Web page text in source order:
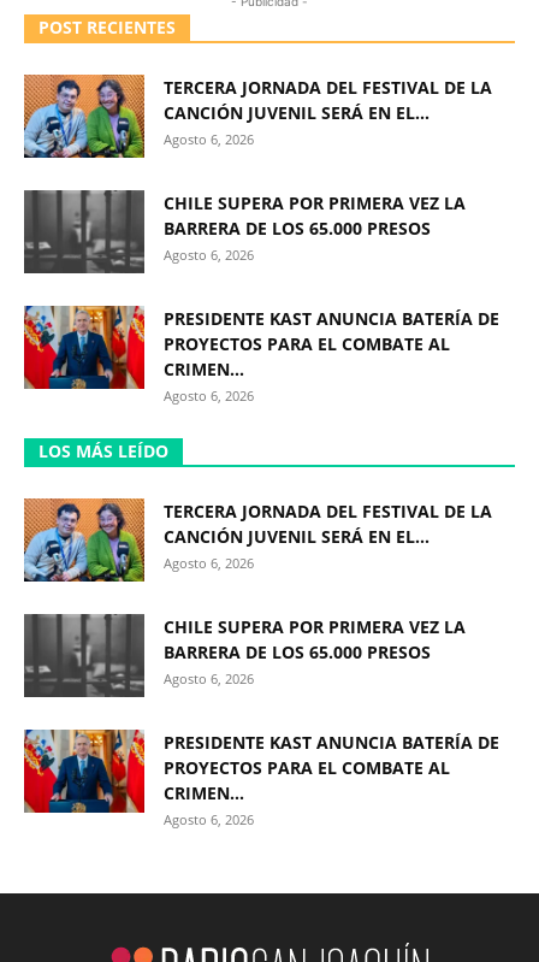
POST RECIENTES
TERCERA JORNADA DEL FESTIVAL DE LA
CANCIÓN JUVENIL SERÁ EN EL...
Agosto 6, 2026
CHILE SUPERA POR PRIMERA VEZ LA
BARRERA DE LOS 65.000 PRESOS
Agosto 6, 2026
PRESIDENTE KAST ANUNCIA BATERÍA DE
PROYECTOS PARA EL COMBATE AL
CRIMEN...
Agosto 6, 2026
LOS MÁS LEÍDO
TERCERA JORNADA DEL FESTIVAL DE LA
CANCIÓN JUVENIL SERÁ EN EL...
Agosto 6, 2026
CHILE SUPERA POR PRIMERA VEZ LA
BARRERA DE LOS 65.000 PRESOS
Agosto 6, 2026
PRESIDENTE KAST ANUNCIA BATERÍA DE
PROYECTOS PARA EL COMBATE AL
CRIMEN...
Agosto 6, 2026